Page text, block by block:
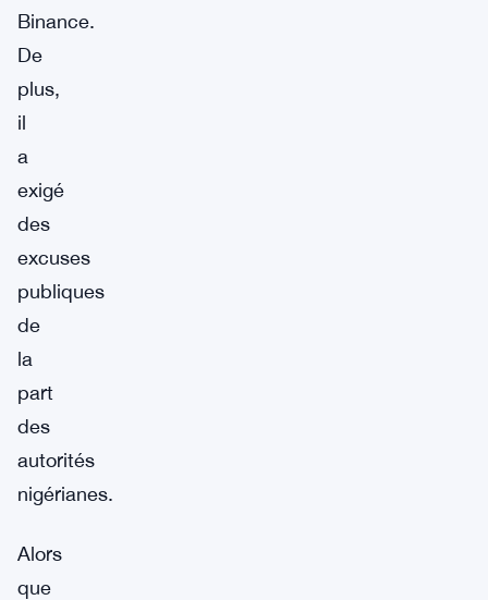
Binance.
De
plus,
il
a
exigé
des
excuses
publiques
de
la
part
des
autorités
nigérianes.
Alors
que